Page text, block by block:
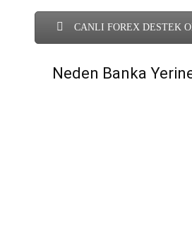
CANLI FOREX DESTEK
Neden Banka